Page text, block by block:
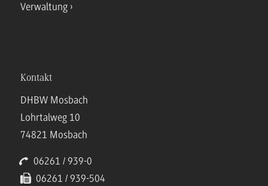
Verwaltung
Kontakt
DHBW Mosbach
Lohrtalweg 10
74821 Mosbach
06261 / 939-0
06261 / 939-504